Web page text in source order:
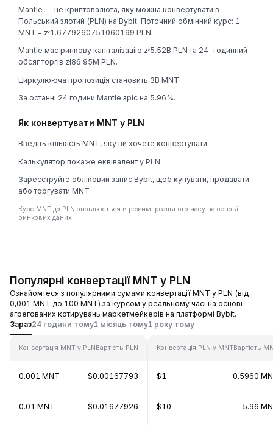
Mantle — це криптовалюта, яку можна конвертувати в
Польський злотий (PLN) на Bybit. Поточний обмінний курс: 1
MNT = zł1.6779260751060199 PLN.
Mantle має ринкову капіталізацію zł5.52B PLN та 24-годинний
обсяг торгів zł86.95M PLN.
Циркулююча пропозиція становить 3B MNT.
За останні 24 години Mantle зріс на 5.96%.
Як конвертувати MNT у PLN
Введіть кількість MNT, яку ви хочете конвертувати
Калькулятор покаже еквівалент у PLN
Зареєструйте обліковий запис Bybit, щоб купувати, продавати
або торгувати MNT
Курс MNT до PLN оновлюється в режимі реального часу на основі
ринкових даних.
Популярні конвертації MNT у PLN
Ознайомтеся з популярними сумами конвертації MNT у PLN (від
0,001 MNT до 100 MNT) за курсом у реальному часі на основі
агрегованих котирувань маркетмейкерів на платформі Bybit.
Зараз24 години тому1 місяць тому1 року тому
Конвертація MNT у PLNВартість PLN
0.001 MNT $0.00167793
0.01 MNT $0.01677926
Конвертація PLN у MNTВартість
$1 0.5960
$10 5.96